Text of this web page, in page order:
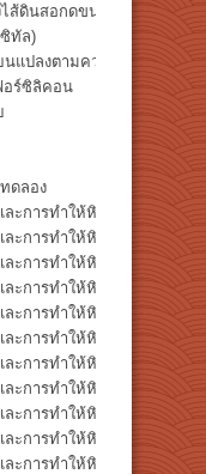
ส้ดินสอกดขนาด 0.5 มม
ทัล)
แปลงตามความร้อน
อร์ซิลิคอน
ดลอง
ะการทำให้หินกลายเป็นแก้ว
ะการทำให้หินกลายเป็นแก้ว
ะการทำให้หินกลายเป็นแก้ว
ะการทำให้หินกลายเป็นแก้
ะการทำให้หินกลายเป็นแก้
ะการทำให้หินกลายเป็นแก้
ะการทำให้หินกลายเป็นแก้
ะการทำให้หินกลายเป็นแก้
ะการทำให้หินกลายเป็นแก้
ะการทำให้หินกลายเป็นแก้ว
ะการทำให้หินกลายเป็นแก้ว